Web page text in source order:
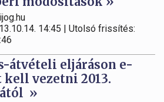
14:45 | Utolsó frissítés:
átvételi eljáráson e-
vezetni 2013.
»